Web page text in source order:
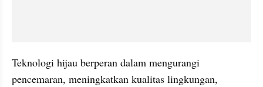
Teknologi hijau berperan dalam mengurangi
pencemaran, meningkatkan kualitas lingkungan,